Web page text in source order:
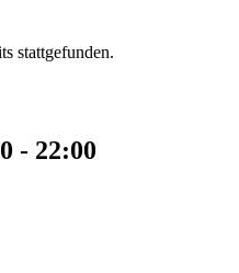
stattgefunden.
- 22:00